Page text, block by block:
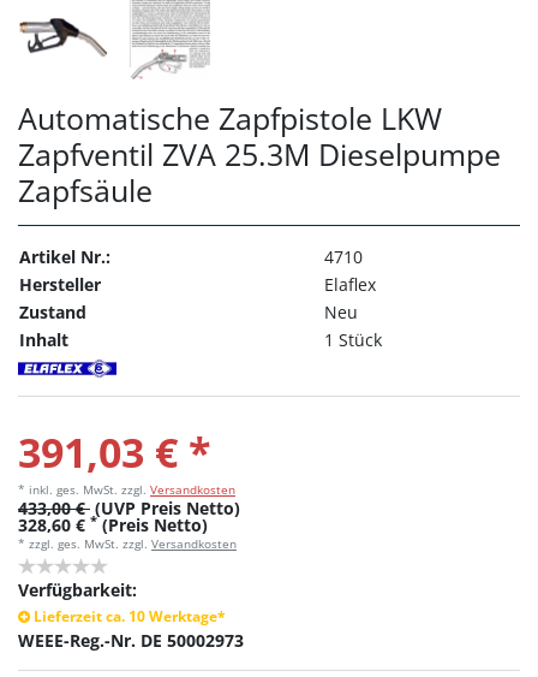
Automatische Zapfpistole LKW
Zapfventil ZVA 25.3M Dieselpumpe
Zapfsäule
Artikel Nr.:
4710
Hersteller
Elaflex
Zustand
Neu
Inhalt
1 Stück
391,03 € *
* inkl. ges. MwSt. zzgl. Versandkosten
433,00 € (UVP Preis Netto)
328,60 € * (Preis Netto)
* zzgl. ges. MwSt. zzgl. Versandkosten
Verfügbarkeit:
Lieferzeit ca. 10 Werktage*
WEEE-Reg.-Nr. DE 50002973